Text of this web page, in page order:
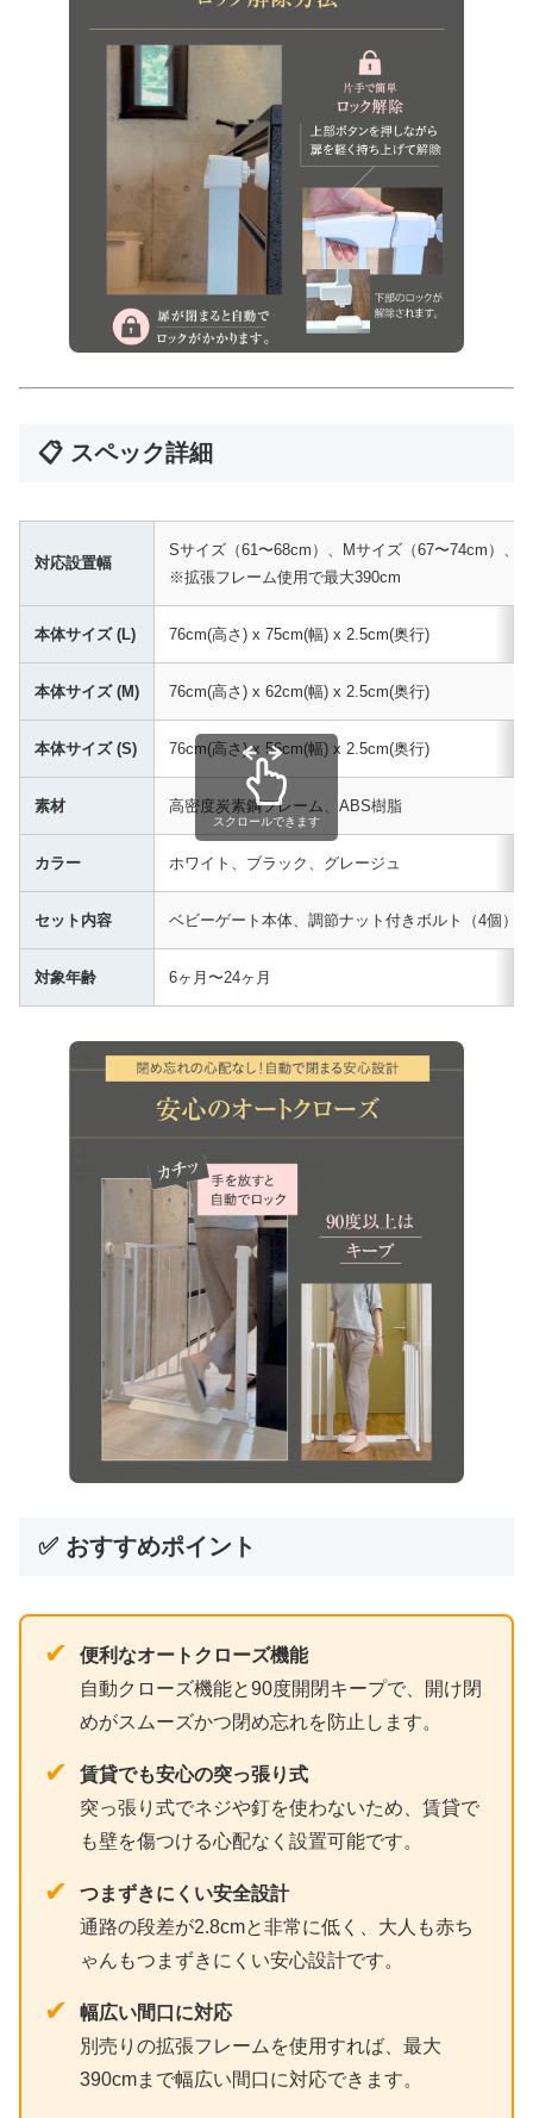
📋 スペック詳細
対応設置幅
Sサイズ（61〜68cm）、Mサイズ（67〜74cm）、L
※拡張フレーム使用で最大390cm
本体サイズ (L) 76cm(高さ) x 75cm(幅) x 2.5cm(奥行)
本体サイズ (M) 76cm(高さ) x 62cm(幅) x 2.5cm(奥行)
本体サイズ (S) 76cm(高さ) x 56cm(幅) x 2.5cm(奥行)
素材 高密度炭素鋼フレーム、ABS樹脂
カラー ホワイト、ブラック、グレージュ
セット内容 ベビーゲート本体、調節ナット付きボルト（4個）
対象年齢 6ヶ月〜24ヶ月
スクロールできます
✅ おすすめポイント
✔
便利なオートクローズ機能
自動クローズ機能と90度開閉キープで、開け閉
めがスムーズかつ閉め忘れを防止します。
✔
賃貸でも安心の突っ張り式
突っ張り式でネジや釘を使わないため、賃貸で
も壁を傷つける心配なく設置可能です。
✔
つまずきにくい安全設計
通路の段差が2.8cmと非常に低く、大人も赤ち
ゃんもつまずきにくい安心設計です。
✔
幅広い間口に対応
別売りの拡張フレームを使用すれば、最大
390cmまで幅広い間口に対応できます。